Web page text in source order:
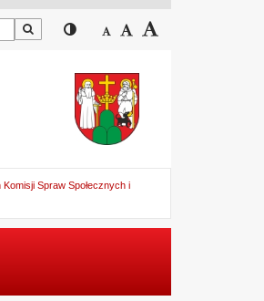
Szukaj Przełącz pomiędzy
Zmniejsz czcionkę
Domyślny rozmiar
Komisji Spraw Społecznych i